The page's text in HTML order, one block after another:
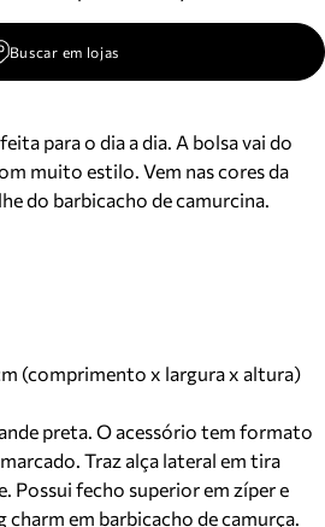
Buscar em lojas
para o dia a dia. A bolsa vai do
muito estilo. Vem nas cores da
do barbicacho de camurcina.
(comprimento x largura x altura)
preta. O acessório tem formato
Traz alça lateral em tira
Possui fecho superior em zíper e
charm em barbicacho de camurça.